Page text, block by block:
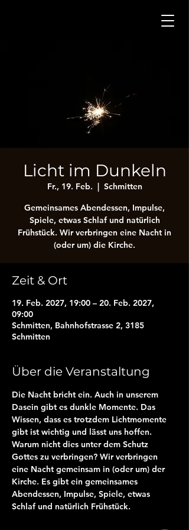
Licht im Dunkeln
Fr., 19. Feb.
  |
Schmitten
Gemeinsames Abendessen, Impulse,
Spiele, etwas Schlaf und natürlich
Frühstück. Wir verbringen eine Nacht in
(oder um) die Kirche.
Zeit & Ort
19. Feb. 2027, 19:00 – 20. Feb. 2027,
09:00
Schmitten, Bahnhofstrasse 2, 3185
Schmitten
Über die Veranstaltung
Die Nacht bricht ein. Auch in unserem
Dasein gibt es dunkle Momente. Das
Wissen, dass es trotzdem Lichtmomente
gibt ist wichtig und lässt uns hoffen.
Warum nicht dies unter dem Schutz
Gottes zu verbringen? Wir verbringen
eine Nacht gemeinsam in (oder um) der
Kirche. Es gibt ein gemeinsames
Abendessen, Impulse, Spiele, etwas
Schlaf und natürlich Frühstück.